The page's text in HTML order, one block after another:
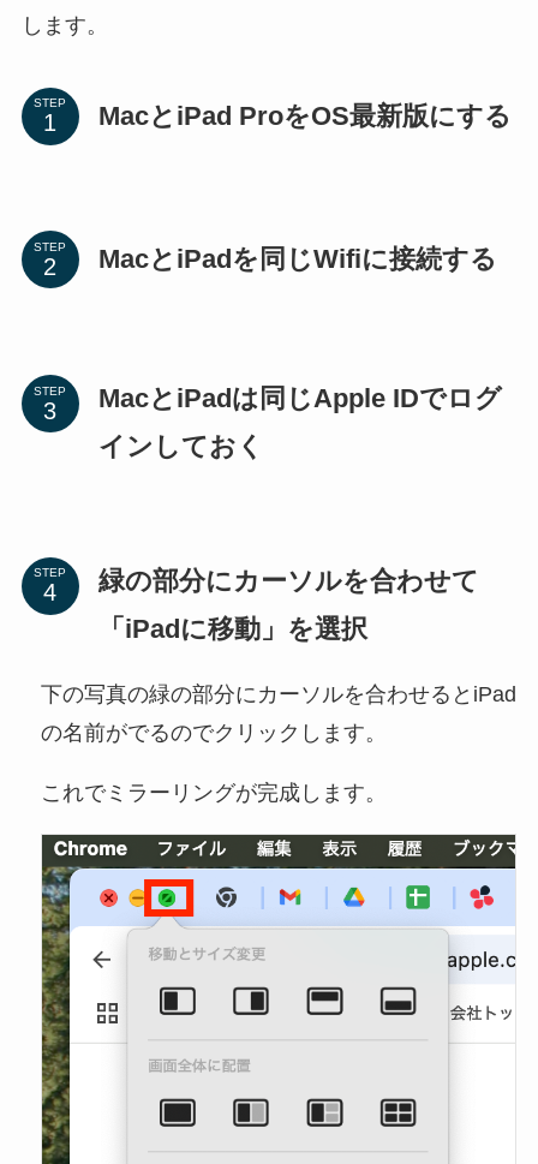
します。
STEP MacとiPad ProをOS最新版にする
STEP MacとiPadを同じWifiに接続する
STEP
MacとiPadは同じApple IDでログ
インしておく
STEP
緑の部分にカーソルを合わせて
「iPadに移動」を選択
下の写真の緑の部分にカーソルを合わせるとiPad
の名前がでるのでクリックします。
これでミラーリングが完成します。